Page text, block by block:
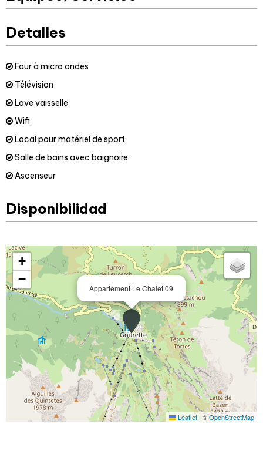
Detalles
Four à micro ondes
Télévision
Lave vaisselle
Wifi
Local pour matériel de sport
Salle de bains avec baignoire
Ascenseur
Disponibilidad
Appartement Le Chalet 09
+
−
Leaflet | ©OpenStreetMap